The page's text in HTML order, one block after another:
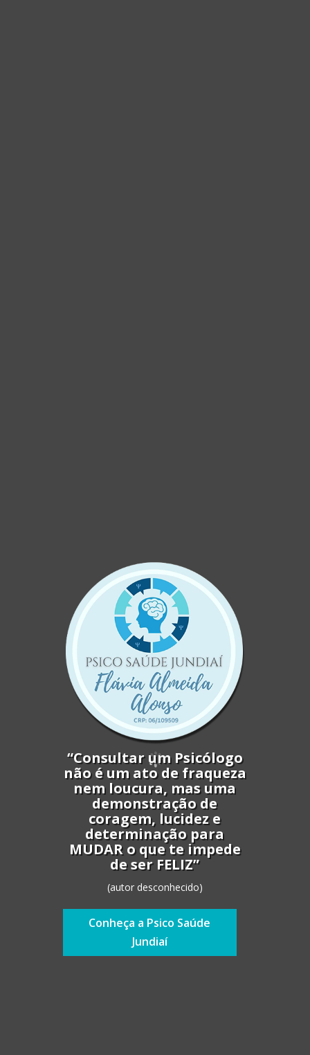
“Consultar um Psicólogo
não é um ato de fraqueza
nem loucura, mas uma
demonstração de
coragem, lucidez e
determinação para
MUDAR o que te impede
de ser FELIZ”
(autor desconhecido)
Conheça a Psico Saúde
Jundiaí